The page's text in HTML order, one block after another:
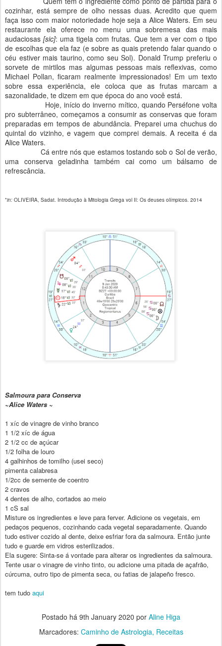
cozinhar, está sempre de olho nessas duas. Acredito que quem
faça isso com maior notoriedade hoje seja a Alice Waters. Em seu
restaurante ela oferece no menu uma sobremesa das mais
audaciosas[sic]: uma tigela com frutas. Que tem a ver com o tipo
de escolhas que ela faz (e sobre as quais pretendo falar quando o
céu estiver mais taurino, como seu Sol). Donald Trump preferiu o
sorvete de mirtilos mas algumas pessoas mais reflexivas, como
Michael Pollan, ficaram realmente impressionados! Em um texto
sobre essa experiência, ele coloca que as frutas marcam a
sazonalidade, te dizem em que época do ano você está.
Hoje, início do inverno mítico, quando Perséfone volta
pro subterrâneo, começamos a consumir as conservas que foram
preparadas em tempos de abundância. Preparei uma chuchus do
quintal do vizinho, e vagem que comprei demais. A receita é da
Alice Waters.
Cá entre nós que estamos tostando sob o Sol de verão,
uma conserva geladinha também cai como um bálsamo de
refrescância.
*in: OLIVEIRA, Sadat. Introdução à Mitologia Grega vol II: Os deuses olímpicos. 2014
Salmoura para Conserva
~Alice Waters ~
1 xíc de vinagre de vinho branco
1 1/2 xíc de água
2 1/2 cc de açúcar
1/2 folha de louro
4 galhinhos de tomilho (usei seco)
pimenta calabresa
1/2cc de semente de coentro
2 cravos
4 dentes de alho, cortados ao meio
1 cS sal
Misture os ingredientes e leve para ferver. Adicione os vegetais, em
pedaços pequenos, cozinhando cada vegetal separadamente. Quando
tudo estiver cozido al dente, deixe esfriar fora da salmoura. Então junte
tudo e guarde em vidros esterilizados.
Ela sugere: Sinta-se á vontade para alterar os ingredientes da salmoura.
Tente usar o vinagre de vinho tinto, ou adicione uma pitada de açafrão,
cúrcuma, outro tipo de pimenta seca, ou fatias de jalapeño fresco.
tem tudo aqui
Postado há 9th January 2020 por Aline Higa
Marcadores: Caminho de Astrologia Receitas